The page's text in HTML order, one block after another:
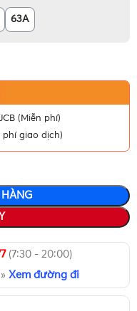
63A
(Miễn phí)
phí giao dịch)
HÀNG
(7:30 - 20:00)
Xem đường đi